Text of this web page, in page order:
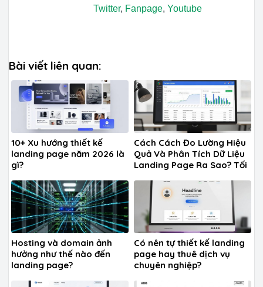
Twitter, Fanpage, Youtube
Bài viết liên quan:
10+ Xu hướng thiết kế
landing page năm 2026 là
gì?
Cách Cách Đo Lường Hiệu
Quả Và Phân Tích Dữ Liệu
Landing Page Ra Sao? Tối
Hosting và domain ảnh
hưởng như thế nào đến
landing page?
Có nên tự thiết kế landing
page hay thuê dịch vụ
chuyên nghiệp?